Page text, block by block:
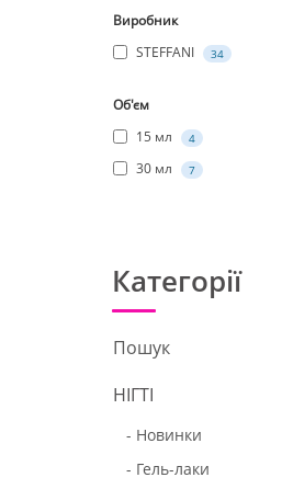
Виробник
STEFFANI
34
Об'єм
15 мл
4
30 мл 7
Категорії
Пошук
НІГТІ
- Новинки
- Гель-лаки